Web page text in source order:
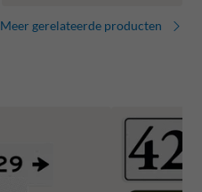
Meer gerelateerde producten